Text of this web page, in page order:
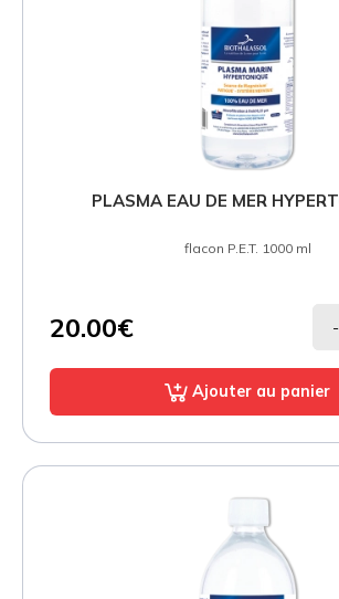
PLASMA EAU DE MER
flacon P.E.T. 1000 ml
20.00€ -
Ajouter au panier